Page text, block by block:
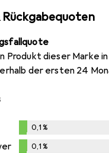
Produkt dieser Marke
der ersten 24
%
0,1%
0,1%